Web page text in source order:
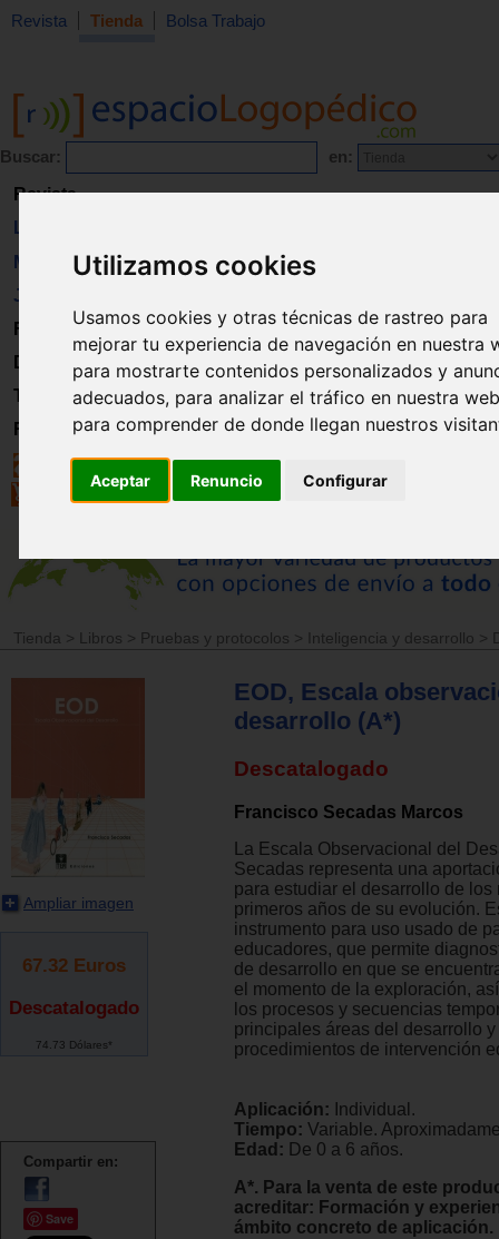
Utilizamos cookies
Usamos cookies y otras técnicas de rastreo para
mejorar tu experiencia de navegación en nuestra
para mostrarte contenidos personalizados y
adecuados, para analizar el tráfico en nuestra
para comprender de donde llegan nuestros
Aceptar Renuncio Configurar
Revista Tienda Bolsa Trabajo
Buscar: en:
Revista
Libros
Material
Juguetes
Formación
Directorio
Trabajo
Registro
Tienda > Libros > Pruebas y protocolos > Inteligencia y desarrollo >
Ampliar imagen
67.32 Euros
Descatalogado
74.73 Dólares*
Compartir en:
Save
EOD, Escala
desarrollo (A*)
Descatalogado
Francisco Secadas Marcos
La Escala Observacional del
Secadas representa una
para estudiar el desarrollo de los
primeros años de su evolución.
instrumento para uso usado de
educadores, que permite
de desarrollo en que se
el momento de la exploración,
los procesos y secuencias
principales áreas del desarrollo
procedimientos de intervención
Aplicación: Individual.
Tiempo: Variable.
Edad: De 0 a 6 años.
A*. Para la venta de este
acreditar: Formación y
ámbito concreto de aplicación.